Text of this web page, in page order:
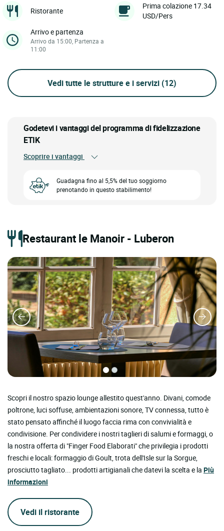
Ristorante
Prima colazione 17.34
USD/Pers
Arrivo e partenza
Arrivo da 15:00, Partenza a
11:00
Vedi tutte le strutture e i servizi (12)
Godetevi i vantaggi del programma di fidelizzazione
ETIK
Scoprire i vantaggi
Guadagna fino al 5,5% del tuo soggiorno
prenotando in questo stabilimento!
Restaurant le Manoir - Luberon
Scopri il nostro spazio lounge allestito quest'anno. Divani, comode
poltrone, luci soffuse, ambientazioni sonore, TV connessa, tutto è
stato pensato affinché il luogo faccia rima con convivialità e
condivisione. Per condividere i nostri taglieri di salumi e formaggi, o
la nostra offerta di "Finger Food Elaborati" che privilegia i prodotti
freschi e locali: formaggio di Goult, trota dell'Isle sur la Sorgue,
prosciutto tagliato... prodotti artigianali che datevi la scelta e la Più
informazioni
Vedi il ristorante